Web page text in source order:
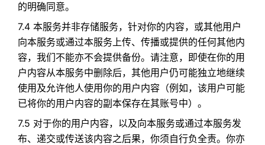
的明确同意。
7.4 本服务并非存储服务，针对你的内容，或其他用户
向本服务或通过本服务上传、传播或提供的任何其他内
容，我们不能亦不会提供备份。请注意，即使在你的用
户内容从本服务中删除后，其他用户仍可能独立地继续
使用及允许他人使用你的用户内容（例如，该用户可能
已将你的用户内容的副本保存在其账号中）。
7.5 对于你的用户内容，以及向本服务或通过本服务发
布、递交或传送该内容之后果，你须自行负全责。你亦